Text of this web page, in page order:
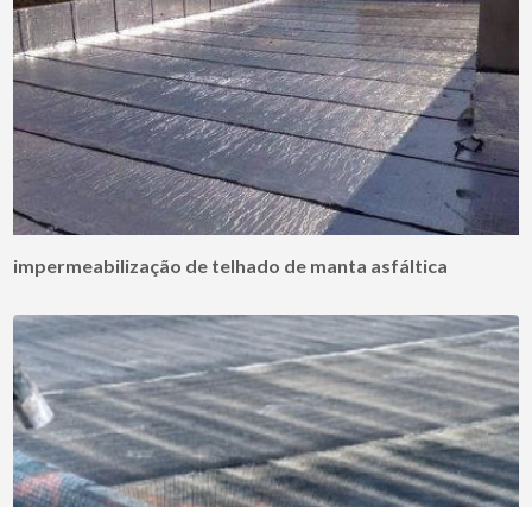
impermeabilização de telhado de manta asfáltica